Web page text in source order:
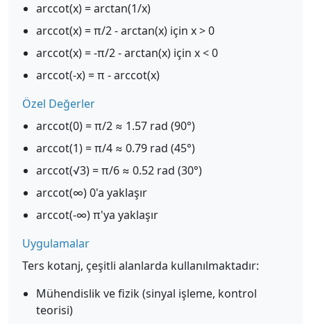
arccot(x) = arctan(1/x)
arccot(x) = π/2 - arctan(x) için x > 0
arccot(x) = -π/2 - arctan(x) için x < 0
arccot(-x) = π - arccot(x)
Özel Değerler
arccot(0) = π/2 ≈ 1.57 rad (90°)
arccot(1) = π/4 ≈ 0.79 rad (45°)
arccot(√3) = π/6 ≈ 0.52 rad (30°)
arccot(∞) 0'a yaklaşır
arccot(-∞) π'ya yaklaşır
Uygulamalar
Ters kotanj, çeşitli alanlarda kullanılmaktadır:
Mühendislik ve fizik (sinyal işleme, kontrol
teorisi)